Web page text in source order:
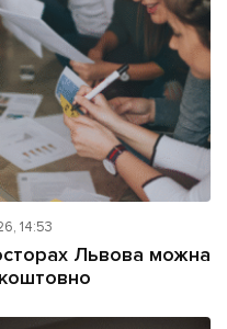
сайті
14:53
Львова можна